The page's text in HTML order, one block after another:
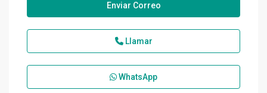
Enviar Correo
Llamar
WhatsApp